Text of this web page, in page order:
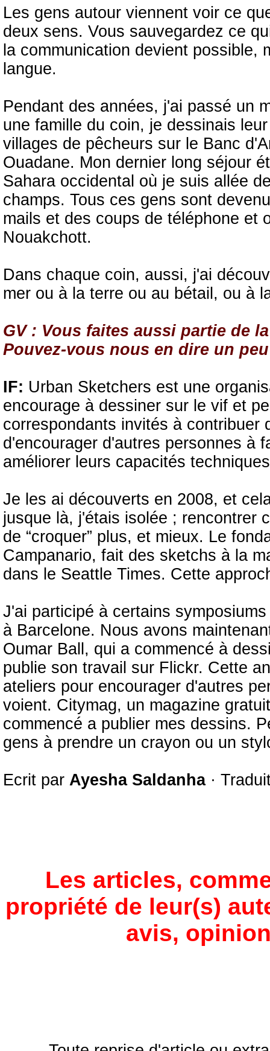
Les gens autour viennent voir ce
deux sens. Vous sauvegardez ce
la communication devient possible,
langue.
Pendant des années, j'ai passé un
une famille du coin, je dessinais
villages de pêcheurs sur le Banc
Ouadane. Mon dernier long séjour
Sahara occidental où je suis allée
champs. Tous ces gens sont
mails et des coups de téléphone et
Nouakchott.
Dans chaque coin, aussi, j'ai
mer ou à la terre ou au bétail, ou à
GV : Vous faites aussi partie de
Pouvez-vous nous en dire un
IF: Urban Sketchers est une
encourage à dessiner sur le vif et
correspondants invités à contribuer
d'encourager d'autres personnes à
améliorer leurs capacités
Je les ai découverts en 2008, et
jusque là, j'étais isolée ; rencontrer
de “croquer” plus, et mieux. Le
Campanario, fait des sketchs à la
dans le Seattle Times. Cette
J'ai participé à certains
à Barcelone. Nous avons
Oumar Ball, qui a commencé à
publie son travail sur Flickr. Cette
ateliers pour encourager d'autres
voient. Citymag, un magazine
commencé a publier mes dessins.
gens à prendre un crayon ou un
Ecrit par Ayesha Saldanha·
Les articles,
propriété de leur(s)
avis,